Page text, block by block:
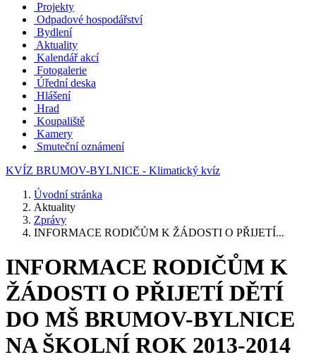
Projekty
Odpadové hospodářství
Bydlení
Aktuality
Kalendář akcí
Fotogalerie
Úřední deska
Hlášení
Hrad
Koupaliště
Kamery
Smuteční oznámení
KVÍZ BRUMOV-BYLNICE - Klimatický kvíz
Úvodní stránka
Aktuality
Zprávy
INFORMACE RODIČŮM K ŽÁDOSTI O PŘIJETÍ...
INFORMACE RODIČŮM K
ŽÁDOSTI O PŘIJETÍ DĚTÍ
DO MŠ BRUMOV-BYLNICE
NA ŠKOLNÍ ROK 2013-2014